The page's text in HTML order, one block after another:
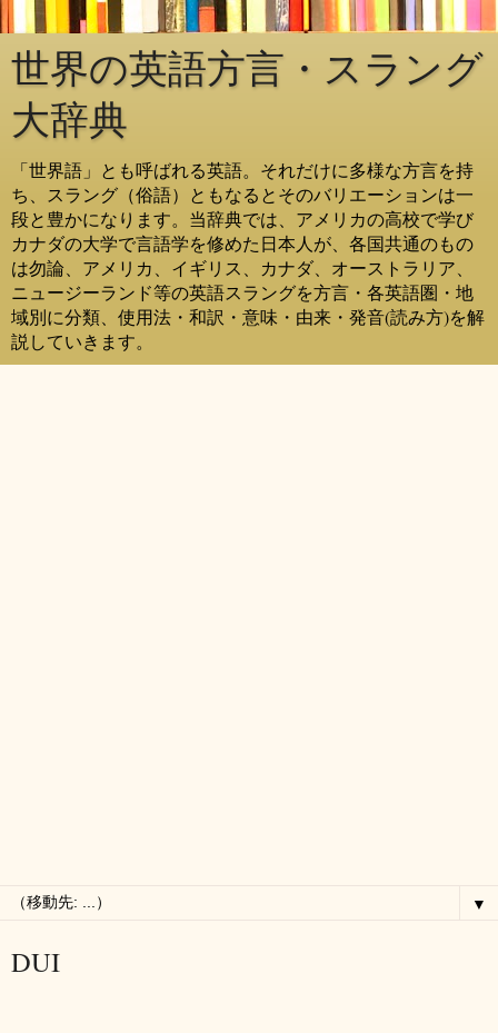
世界の英語方言・スラング
大辞典
「世界語」とも呼ばれる英語。それだけに多様な方言を持
ち、スラング（俗語）ともなるとそのバリエーションは一
段と豊かになります。当辞典では、アメリカの高校で学び
カナダの大学で言語学を修めた日本人が、各国共通のもの
は勿論、アメリカ、イギリス、カナダ、オーストラリア、
ニュージーランド等の英語スラングを方言・各英語圏・地
域別に分類、使用法・和訳・意味・由来・発音(読み方)を解
説していきます。
▼
DUI